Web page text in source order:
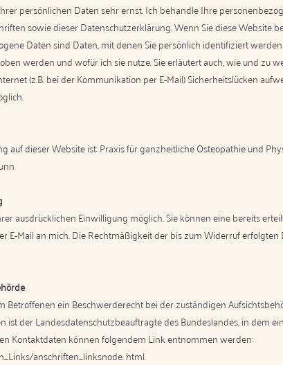
persönlichen Daten sehr ernst. Ich behandle Ihre
sowie dieser Datenschutzerklärung. Wenn Sie diese Website
Daten sind Daten, mit denen Sie persönlich identifiziert
werden und wofür ich sie nutze. Sie erläutert auch, wie und zu
(z.B. bei der Kommunikation per E-Mail) Sicherheitslücken
dieser Website ist: Praxis für ganzheitliche Osteopathie und
ausdrücklichen Einwilligung möglich. Sie können eine bereits
E-Mail an mich. Die Rechtmäßigkeit der bis zum Widerruf
Betroffenen ein Beschwerderecht bei der zuständigen
der Landesdatenschutzbeauftragte des Bundeslandes, in dem
Kontaktdaten können folgendem Link entnommen werden:
anschriften_linksnode. html.